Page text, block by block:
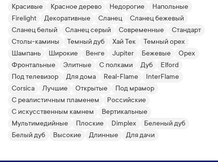
Красивые
Красное дерево Недорогие
Напольные
Firelight
Декоративные Сланец
Сланец бежевый
Сланец белый
Сланец серый Современные
Стандарт
Столы-камины
Темный дуб Хай Тек
Темный орех
Шампань
Широкие Венге Jupiter Бежевые
Орех
Фронтальные
Элитные С полками Дуб
Elford
Под телевизор
Для дома Real-Flame
InterFlame
Corsica
Лучшие Открытые
Под мрамор
С реалистичным пламенем
Российские
С искусственным камнем
Вертикальные
Мультимедийные
Плоские Dimplex
Беленый дуб
Белый дуб
Высокие Длинные Для дачи